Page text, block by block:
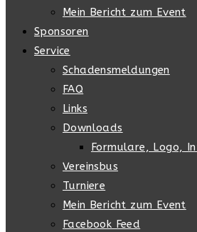
Mein Bericht zum Event
Sponsoren
Service
Schadensmeldungen
FAQ
Links
Downloads
Formulare, Logo,
Vereinsbus
Turniere
Mein Bericht zum Event
Facebook Feed